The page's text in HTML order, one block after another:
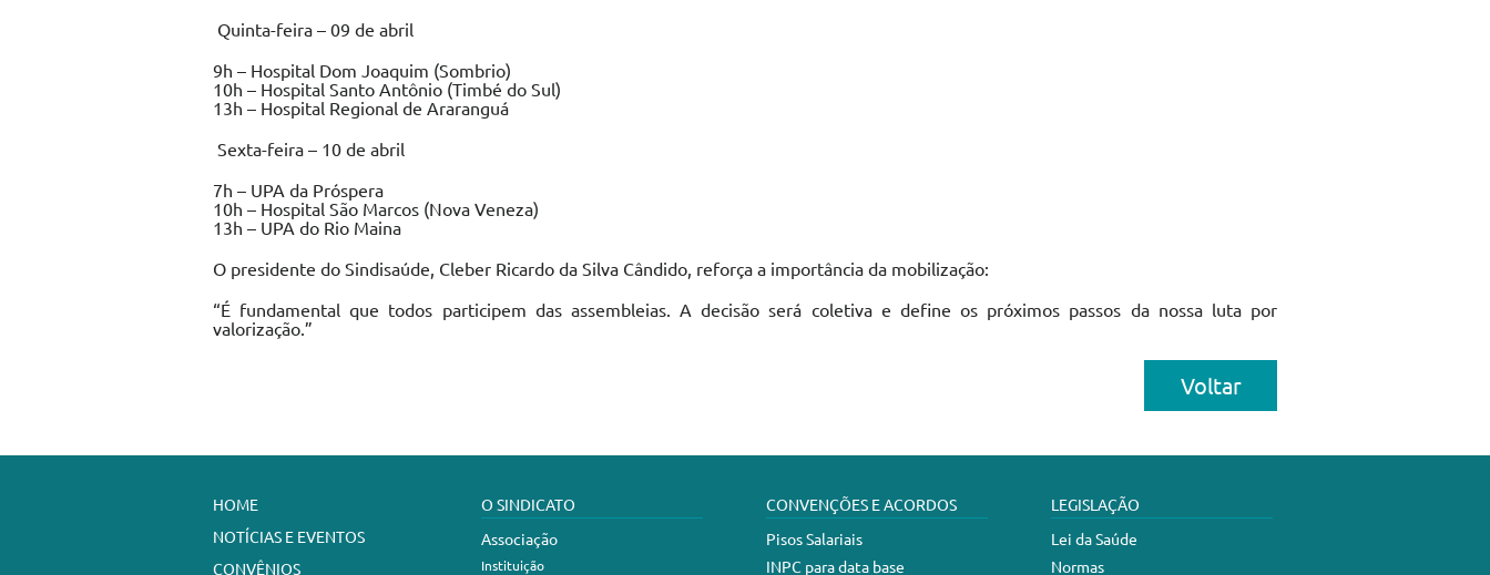
Quinta-feira – 09 de abril
9h – Hospital Dom Joaquim (Sombrio)
10h – Hospital Santo Antônio (Timbé do Sul)
13h – Hospital Regional de Araranguá
Sexta-feira – 10 de abril
7h – UPA da Próspera
10h – Hospital São Marcos (Nova Veneza)
13h – UPA do Rio Maina
O presidente do Sindisaúde, Cleber Ricardo da Silva Cândido, reforça a importância da mobilização:
“É fundamental que todos participem das assembleias. A decisão será coletiva e define os próximos passos da nossa luta por
valorização.”
Voltar
HOME
NOTÍCIAS E EVENTOS
CONVÊNIOS
O SINDICATO
Associação
Instituição
CONVENÇÕES E ACORDOS
Pisos Salariais
INPC para data base
LEGISLAÇÃO
Lei da Saúde
Normas